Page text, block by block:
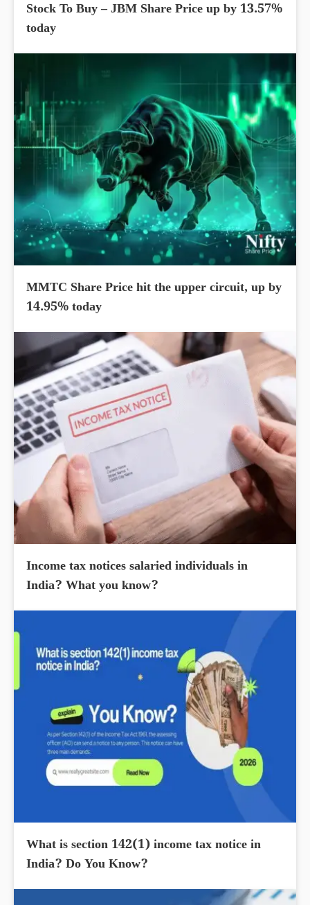
Stock To Buy – JBM Share Price up by 13.57%
today
MMTC Share Price hit the upper circuit, up by
14.95% today
Income tax notices salaried individuals in
India? What you know?
What is section 142(1) income tax notice in
India? Do You Know?